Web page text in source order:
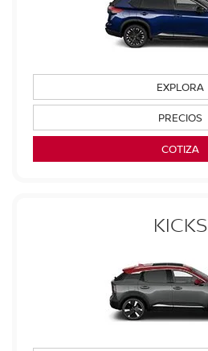
EXPLORA
PRECIOS
COTIZA
KICKS